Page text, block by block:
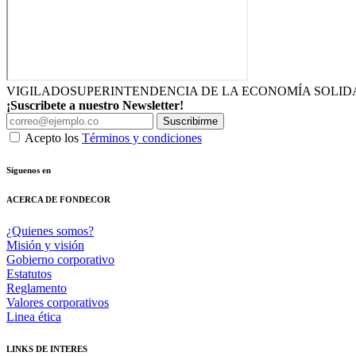
VIGILADOSUPERINTENDENCIA DE LA ECONOMÍA
¡Suscribete a nuestro Newsletter!
Suscribirme
Acepto los Términos y condiciones
Siguenos en
ACERCA DE FONDECOR
¿Quienes somos?
Misión y visión
Gobierno corporativo
Estatutos
Reglamento
Valores corporativos
Linea ética
LINKS DE INTERES